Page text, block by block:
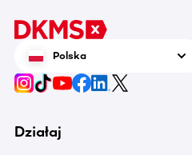
Polska
Działaj